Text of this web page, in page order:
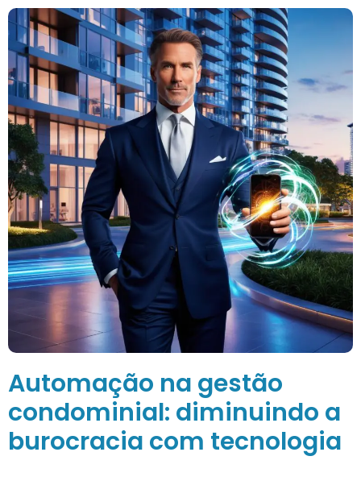
Automação na gestão
condominial: diminuindo a
burocracia com tecnologia